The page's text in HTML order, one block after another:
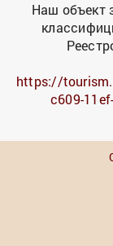
Наш объект
https://
c609-